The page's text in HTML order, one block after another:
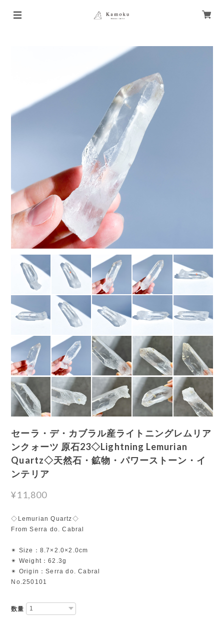
セーラ・デ・カブラル産ライトニングレムリア
ンクォーツ 原石23◇Lightning Lemurian
Quartz◇天然石・鉱物・パワーストーン・イ
ンテリア
¥11,800
◇Lemurian Quartz◇
From Serra do. Cabral
✴︎ Size：8.7×2.0×2.0cm
✴︎ Weight：62.3g
✴︎ Origin：Serra do. Cabral
No.250101
数量